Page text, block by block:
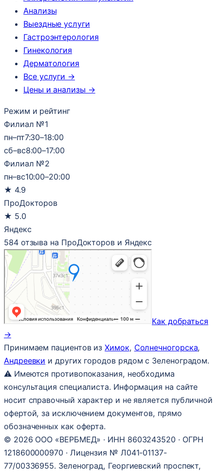
Анализы
Выездные услуги
Гастроэнтерология
Гинекология
Дерматология
Все услуги →
Цены и анализы →
Режим и рейтинг
Филиал №1
пн–пт7:30–18:00
сб–вс8:00–17:00
Филиал №2
пн–вс10:00–20:00
★ 4.9
ПроДокторов
★ 5.0
Яндекс
584 отзыва на ПроДокторов и Яндекс
Как добраться
→
Принимаем пациентов изХимок, Солнечногорска,
Андреевки и других городов рядом с Зеленоградом.
⚠ Имеются противопоказания, необходима
консультация специалиста. Информация на сайте
носит справочный характер и не является публичной
офертой, за исключением документов, прямо
обозначенных как оферта.
© 2026 ООО «ВЕРБМЕД» · ИНН 8603243520 · ОГРН
1218600000970 · Лицензия № Л041-01137-
77/00336955. Зеленоград, Георгиевский проспект,